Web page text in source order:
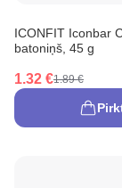
ICONFIT Iconbar
batoniņš, 45 g
1.32 €1.89 €